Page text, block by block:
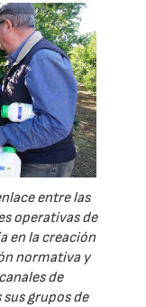
entre las
operativas de
en la creación
normativa y
de
grupos de